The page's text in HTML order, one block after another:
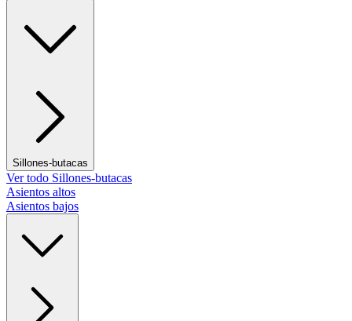
Sillones-butacas
Ver todo Sillones-butacas
Asientos altos
Asientos bajos